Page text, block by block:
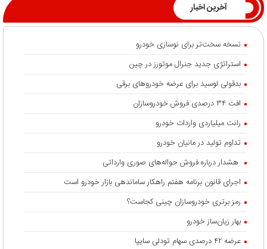
آخرین اخبار
نسخه سخت‌تر برای نوسازی خودرو
استراتژی جدید جنرال موتورز در چین
بدقولی لوسید برای عرضه خودروهای برقی
افت ۳۴ درصدی فروش خودروسازان
رانت میلیاردی واردات خودرو
تداوم تولید در مانیان خودرو
هشدار درباره فروش حواله‌های صوری وارداتی
اجرای قانون برنامه هفتم راهکار ساماندهی بازار خودرو است
رمز برتری خودروسازان چینی کجاست؟
بهار زیان‌ساز خودرو
عرضه ۴۲ درصدی سهام تودلی سایپا